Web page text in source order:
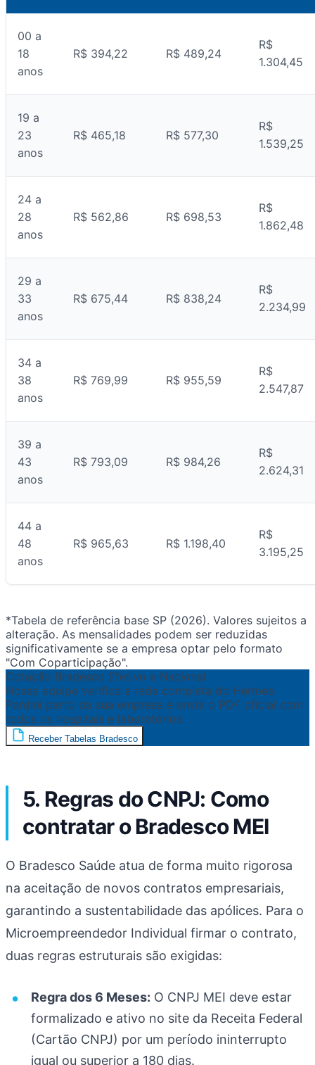
00 a
18
anos
R$ 394,22 R$ 489,24
R$
1.304,45
19 a
23
anos
R$ 465,18 R$ 577,30
R$
1.539,25
24 a
28
anos
R$ 562,86 R$ 698,53
R$
1.862,48
29 a
33
anos
R$ 675,44 R$ 838,24
R$
2.234,99
34 a
38
anos
R$ 769,99 R$ 955,59
R$
2.547,87
39 a
43
anos
R$ 793,09 R$ 984,26
R$
2.624,31
44 a
48
anos
R$ 965,63 R$ 1.198,40
R$
3.195,25
*Tabela de referência base SP (2026). Valores sujeitos a
alteração. As mensalidades podem ser reduzidas
significativamente se a empresa optar pelo formato
"Com Coparticipação".
Cotação Bradesco Efetivo e Nacional
Nossa equipe verifica a rede completa do Hermes
Pardini perto da sua empresa e envia o PDF oficial com
todos os hospitais e laboratórios.
Receber Tabelas Bradesco
5. Regras do CNPJ: Como
contratar o Bradesco MEI
O Bradesco Saúde atua de forma muito rigorosa
na aceitação de novos contratos empresariais,
garantindo a sustentabilidade das apólices. Para o
Microempreendedor Individual firmar o contrato,
duas regras estruturais são exigidas:
Regra dos 6 Meses: O CNPJ MEI deve estar
formalizado e ativo no site da Receita Federal
(Cartão CNPJ) por um período ininterrupto
igual ou superior a 180 dias.